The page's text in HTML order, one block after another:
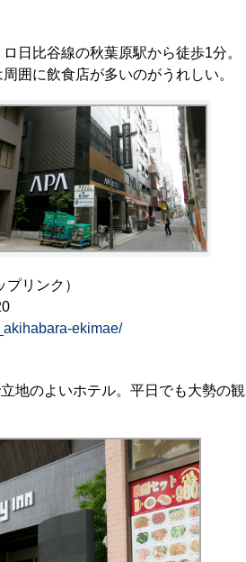
日比谷線の秋葉原駅から徒歩1分。
囲に飲食店が多いのがうれしい。
リンク）
ekimae/
地のよいホテル。平日でも大勢の観